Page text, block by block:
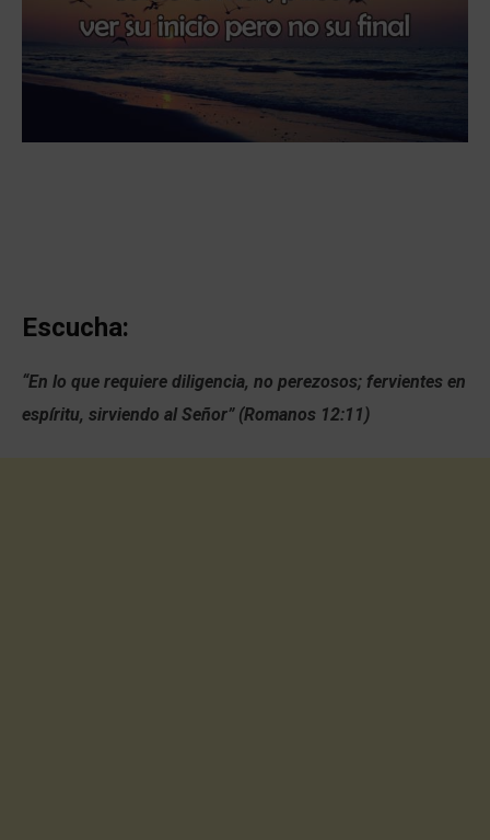
Escucha:
“En lo que requiere diligencia, no perezosos; fervientes en
espíritu, sirviendo al Señor” (Romanos 12:11)